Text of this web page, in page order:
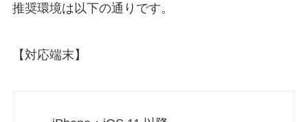
推奨環境は以下の通りです。
【対応端末】